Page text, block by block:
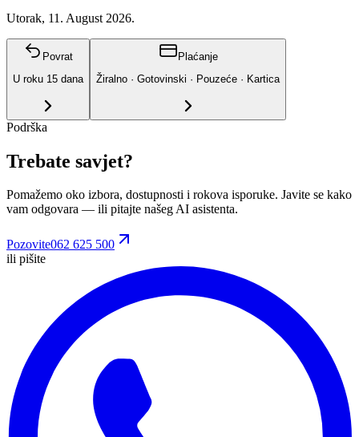
Utorak, 11. August 2026.
Povrat
U roku 15 dana
Plaćanje
Žiralno · Gotovinski · Pouzeće · Kartica
Podrška
Trebate savjet?
Pomažemo oko izbora, dostupnosti i rokova isporuke. Javite se kako
vam odgovara — ili pitajte našeg AI asistenta.
Pozovite062 625 500
ili pišite